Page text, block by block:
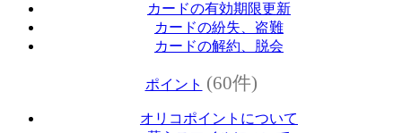
カードの有効期限更新
カードの紛失、盗難
カードの解約、脱会
ポイント (60件)
オリコポイントについて